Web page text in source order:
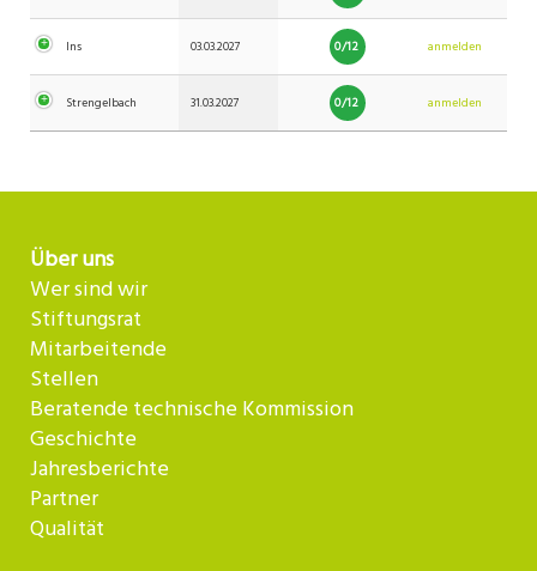
Ins 03.03.2027 0/12 anmelden
Strengelbach 31.03.2027 0/12 anmelden
Über uns
Wer sind wir
Stiftungsrat
Mitarbeitende
Stellen
Beratende technische Kommission
Geschichte
Jahresberichte
Partner
Qualität